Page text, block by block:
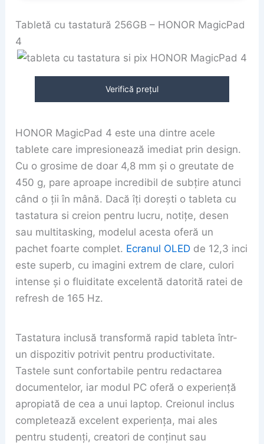
Tabletă cu tastatură 256GB – HONOR MagicPad
4
Verifică prețul
HONOR MagicPad 4 este una dintre acele
tablete care impresionează imediat prin design.
Cu o grosime de doar 4,8 mm și o greutate de
450 g, pare aproape incredibil de subțire atunci
când o ții în mână. Dacă îți dorești o tableta cu
tastatura si creion pentru lucru, notițe, desen
sau multitasking, modelul acesta oferă un
pachet foarte complet. Ecranul OLED de 12,3 inci
este superb, cu imagini extrem de clare, culori
intense și o fluiditate excelentă datorită ratei de
refresh de 165 Hz.
Tastatura inclusă transformă rapid tableta într-
un dispozitiv potrivit pentru productivitate.
Tastele sunt confortabile pentru redactarea
documentelor, iar modul PC oferă o experiență
apropiată de cea a unui laptop. Creionul inclus
completează excelent experiența, mai ales
pentru studenți, creatori de conținut sau